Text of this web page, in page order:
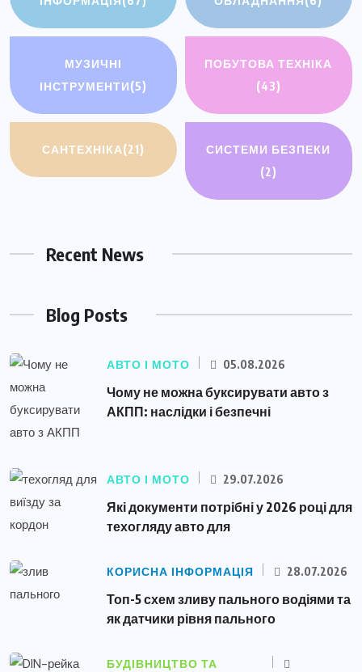
МУЗИЧНІ
ІНСТРУМЕНТИ(5)
ПОБУТОВА ТЕХНІКА
(43)
САНТЕХНІКА(21)
СИСТЕМИ БЕЗПЕКИ
(2)
Recent News
Blog Posts
АВТО І МОТО 05.08.2026
Чому не можна буксирувати авто з
АКПП: наслідки і безпечні
АВТО І МОТО 29.07.2026
Які документи потрібні у 2026 році для
техогляду авто для
КОРИСНА ІНФОРМАЦІЯ 28.07.2026
Топ-5 схем зливу пального водіями та
як датчики рівня пального
БУДІВНИЦТВО ТА